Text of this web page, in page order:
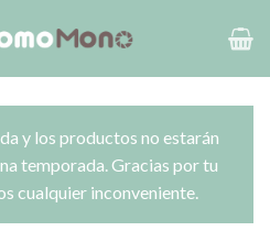
y los productos no estarán
temporada. Gracias por tu
cualquier inconveniente.